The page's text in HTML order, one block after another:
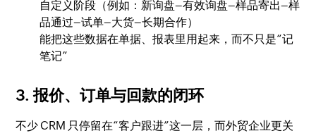
自定义阶段（例如：新询盘–有效询盘–样品寄出–样
品通过–试单–大货–长期合作）
能把这些数据在单据、报表里用起来，而不只是“记
笔记”
3. 报价、订单与回款的闭环
不少 CRM 只停留在“客户跟进”这一层，而外贸企业更关